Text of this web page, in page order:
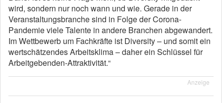
wird, sondern nur noch wann und wie. Gerade in der
Veranstaltungsbranche sind in Folge der Corona-
Pandemie viele Talente in andere Branchen abgewandert.
Im Wettbewerb um Fachkräfte ist Diversity – und somit ein
wertschätzendes Arbeitsklima – daher ein Schlüssel für
Arbeitgebenden-Attraktivität.“
Anzeige